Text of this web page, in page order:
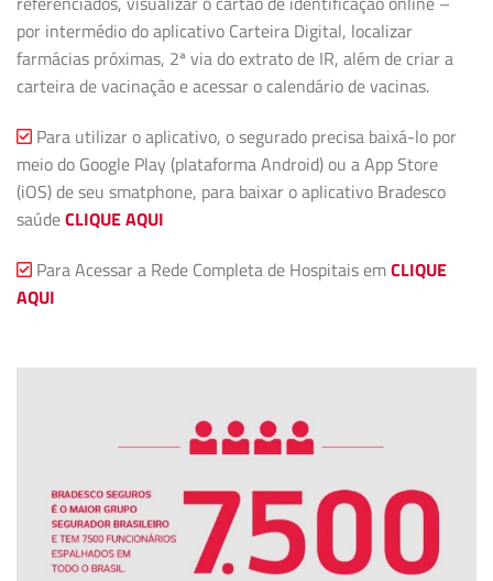
por intermédio do aplicativo Carteira Digital, localizar
farmácias próximas, 2ª via do extrato de IR, além de criar a
carteira de vacinação e acessar o calendário de vacinas.
Para utilizar o aplicativo, o segurado precisa baixá-lo por
meio do Google Play (plataforma Android) ou a App Store
(iOS) de seu smatphone, para baixar o aplicativo Bradesco
saúdeCLIQUE AQUI
Para Acessar a Rede Completa de Hospitais emCLIQUE
AQUI